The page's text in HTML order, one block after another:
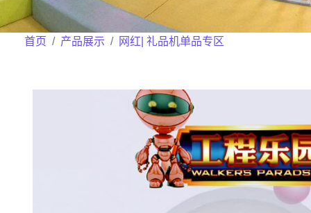
首页 产品展示 网红| 礼品机单品专区